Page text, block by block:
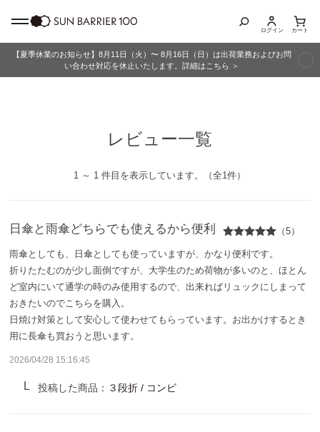
商品カテゴリ
メンズ
キッズ
サンバリア100について
サンバリア100について
ログイン カート
【夏季休業のお知らせ】8月11日（火）〜 8月16日（日）は出荷業務およびお問
い合わせ対応を休止いたします。詳細はこちら ＞
レビュー一覧
1 ～ 1 件目を表示しています。（全1件）
日傘と雨傘どちらでも使えるから便利 （5）
雨傘としても、日傘としても使っていますが、かなり便利です。
折りたたむのが少し面倒ですが、大学生のため荷物が多いのと、ほとん
ど室内にいて通学の時のみ使用するので、出来ればリュックにしまって
おきたいのでこちらを購入。
日焼け対策として安心して使わせてもらっています。お出かけするとき
用に長傘も買おうと思います。
2026/04/28 15:16:45
投稿した商品： ３段折 / コンビ